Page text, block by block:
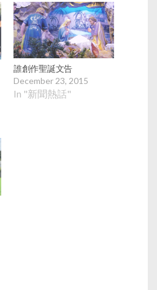
誰創作聖誕文告
December 23, 2015
In "新聞熱話"